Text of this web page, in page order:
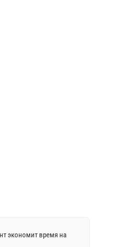
экономит время на